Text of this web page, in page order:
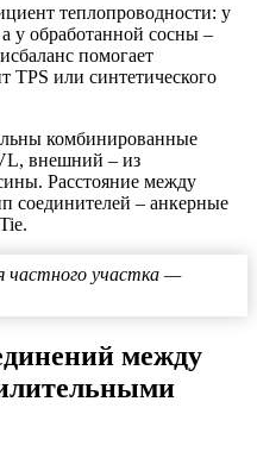
теплопроводности: у
у обработанной сосны –
помогает
TPS или синтетического
комбинированные
внешний – из
Расстояние между
соединителей – анкерные
частного участка —
между